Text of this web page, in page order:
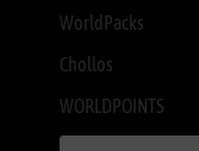
WorldPacks
Chollos
WORLDPOINTS